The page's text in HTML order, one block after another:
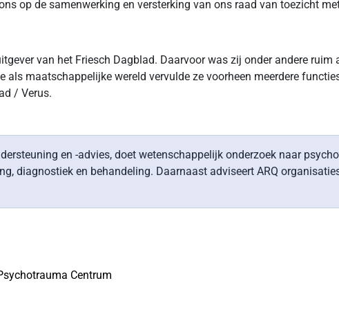
op de samenwerking en versterking van ons raad van toezicht
van het Friesch Dagblad. Daarvoor was zij onder andere
maatschappelijke wereld vervulde ze voorheen meerdere
/ Verus.
en -advies, doet wetenschappelijk onderzoek naar
diagnostiek en behandeling. Daarnaast adviseert ARQ
Centrum